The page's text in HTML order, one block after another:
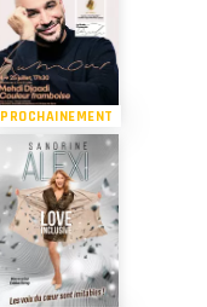
PROCHAINEMENT